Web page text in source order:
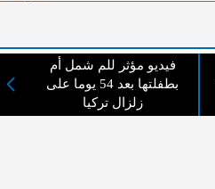
فيديو مؤثر للم شمل أم
بطفلتها بعد 54 يوما على
زلزال تركيا